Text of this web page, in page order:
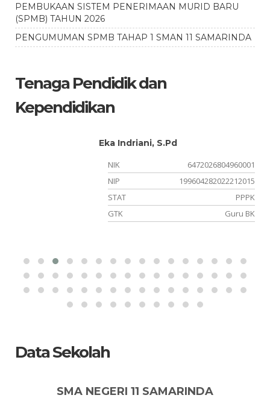
PEMBUKAAN SISTEM PENERIMAAN MURID BARU
(SPMB) TAHUN 2026
PENGUMUMAN SPMB TAHAP 1 SMAN 11 SAMARINDA
Tenaga Pendidik dan
Kependidikan
Eka Indriani, S.Pd
NIK
6472026804960001
NIP
199604282022212015
STAT
PPPK
GTK
Guru BK
Data Sekolah
SMA NEGERI 11 SAMARINDA